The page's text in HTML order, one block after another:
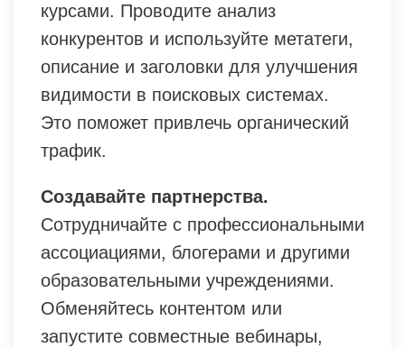
курсами. Проводите анализ
конкурентов и используйте метатеги,
описание и заголовки для улучшения
видимости в поисковых системах.
Это поможет привлечь органический
трафик.
Создавайте партнерства.
Сотрудничайте с профессиональными
ассоциациями, блогерами и другими
образовательными учреждениями.
Обменяйтесь контентом или
запустите совместные вебинары,